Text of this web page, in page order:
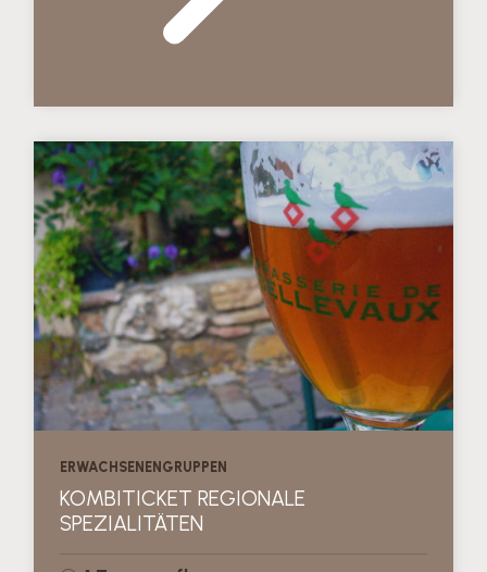
ERWACHSENENGRUPPEN
KOMBITICKET REGIONALE
SPEZIALITÄTEN